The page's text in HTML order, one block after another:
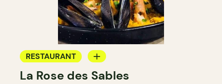
RESTAURANT
APPORTEZ VOTRE VIN
La Rose des Sables